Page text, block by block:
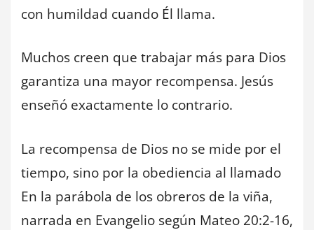
con humildad cuando Él llama.
Muchos creen que trabajar más para Dios
garantiza una mayor recompensa. Jesús
enseñó exactamente lo contrario.
La recompensa de Dios no se mide por el
tiempo, sino por la obediencia al llamado
En la parábola de los obreros de la viña,
narrada en Evangelio según Mateo 20:2-16,